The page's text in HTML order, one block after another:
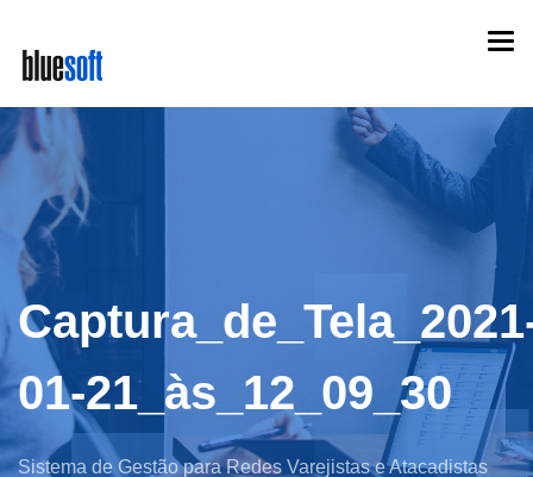
main
content
01-21_às_12_09_30
Sistema de Gestão para Redes Varejistas e Atacadistas